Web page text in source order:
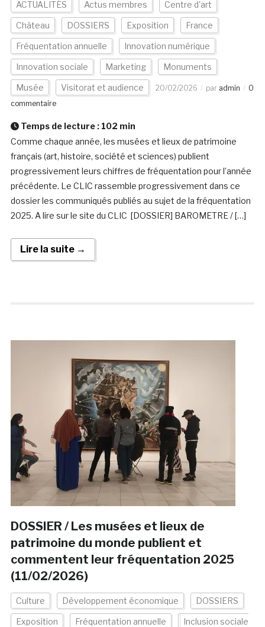
ACTUALITÉS Actus membres Centre d'art
Château DOSSIERS Exposition France
Fréquentation annuelle Innovation numérique
Innovation sociale Marketing Monuments
Musée Visitorat et audience 20/02/2026 par admin
0
commentaire
Temps de lecture : 102 min
Comme chaque année, les musées et lieux de patrimoine
français (art, histoire, société et sciences) publient
progressivement leurs chiffres de fréquentation pour l’année
précédente. Le CLIC rassemble progressivement dans ce
dossier les communiqués publiés au sujet de la fréquentation
2025. A lire sur le site du CLIC [DOSSIER] BAROMETRE / […]
Lire la suite →
DOSSIER / Les musées et lieux de
patrimoine du monde publient et
commentent leur fréquentation 2025
(11/02/2026)
Culture Développement économique DOSSIERS
Exposition Fréquentation annuelle Inclusion sociale